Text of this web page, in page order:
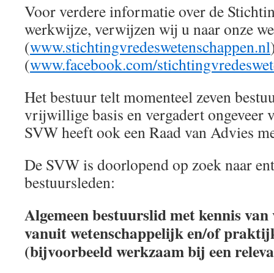
Voor verdere informatie over de
werkwijze, verwijzen wij u naar onze
(www.stichtingvredeswetenschappen.nl
(www.facebook.com/
Het bestuur telt momenteel zeven
vrijwillige basis en vergadert ongeveer
SVW heeft ook een Raad van Advies
De SVW is doorlopend op zoek naar
bestuursleden:
Algemeen bestuurslid met kennis
vanuit wetenschappelijk en/of
(bijvoorbeeld werkzaam bij een